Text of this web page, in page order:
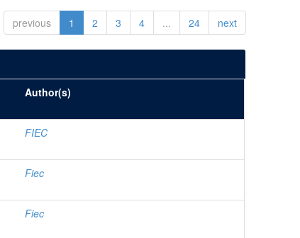
previous 1 2 3 4 ... 24 next
Author(s)
FIEC
Fiec
Fiec